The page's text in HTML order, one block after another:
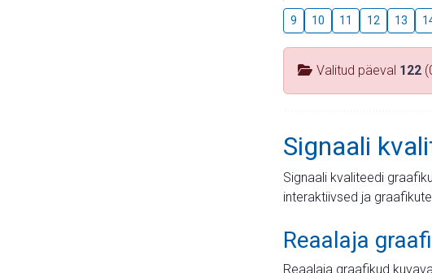
9 10 11 12 13
Valitud päeval 122
Signaali
Signaali kvaliteedi
interaktiivsed ja
Reaalaja
Reaalaja graafikud